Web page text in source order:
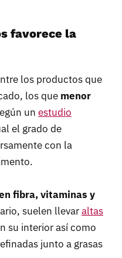
favorece la
los productos que
los que menor
un estudio
el grado de
con la
fibra, vitaminas y
suelen llevaraltas
su interior así como
junto a grasas